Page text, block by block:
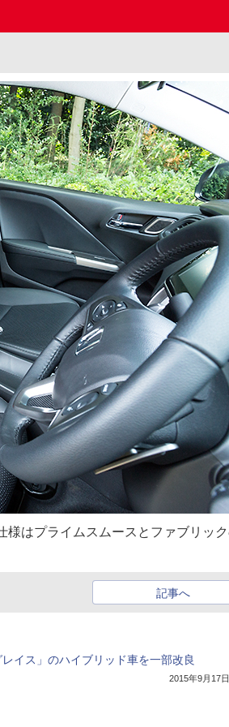
様はプライムスムースとファブリッ
記事へ
イス」のハイブリッド車を一部改良
2015年9月17日